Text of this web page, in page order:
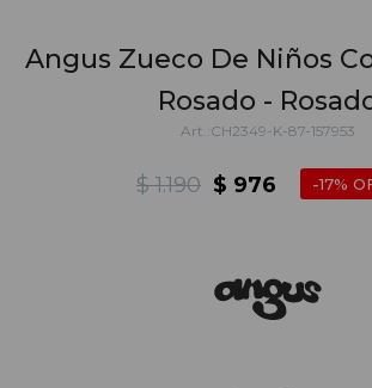
Angus Zueco De Niños
Rosado -
CH2349-K-87-157953
$ 976
$ 1.190 17